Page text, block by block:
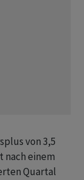
von 3,5
nach einem
Quartal